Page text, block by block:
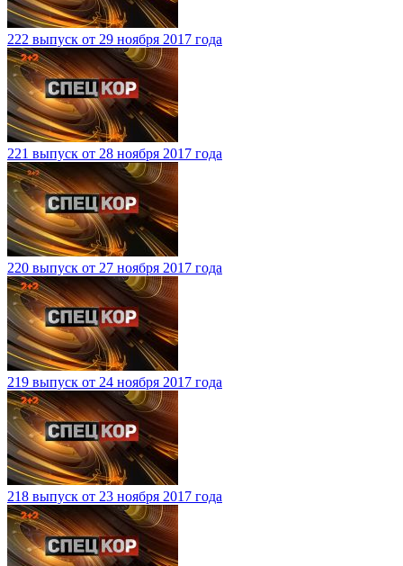
222 выпуск от 29 ноября 2017 года
221 выпуск от 28 ноября 2017 года
220 выпуск от 27 ноября 2017 года
219 выпуск от 24 ноября 2017 года
218 выпуск от 23 ноября 2017 года